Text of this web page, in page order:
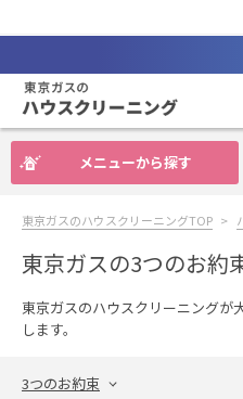
メニューから探す
東京ガスのハウスクリーニングTOP
東京ガスの3つのお約
東京ガスのハウスクリーニングが
します。
3つのお約束